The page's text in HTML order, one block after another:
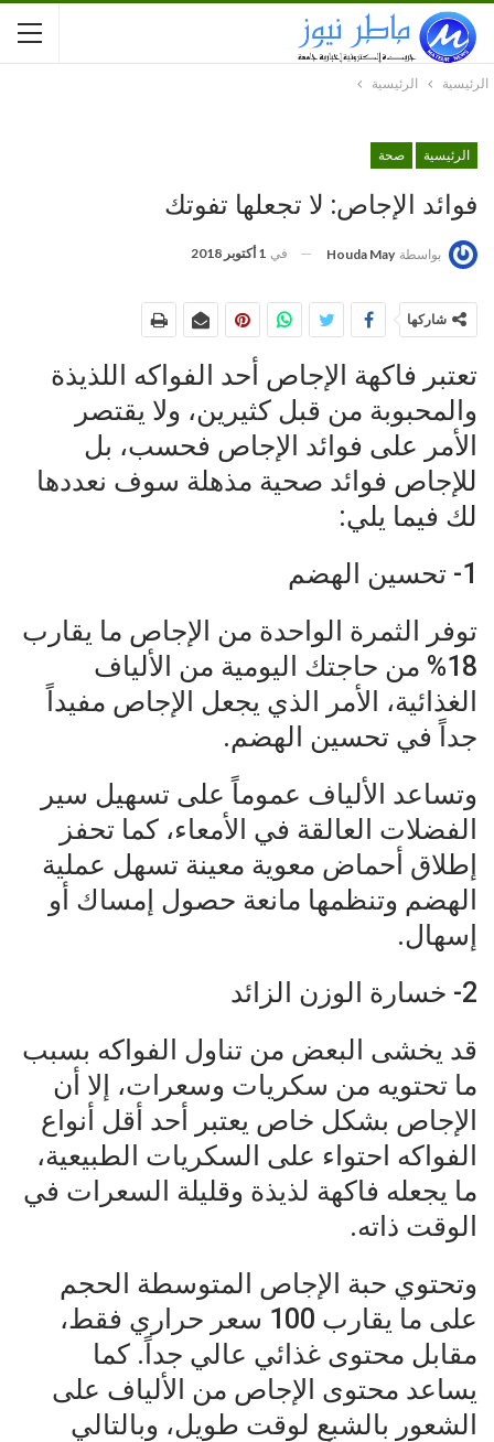
الرئيسية الرئيسية
الرئيسية صحة
فوائد الإجاص: لا تجعلها تفوتك
بواسطة Houda May في 1 أكتوبر 2018
شاركها
تعتبر فاكهة الإجاص أحد الفواكه اللذيذة
والمحبوبة من قبل كثيرين، ولا يقتصر
الأمر على فوائد الإجاص فحسب، بل
للإجاص فوائد صحية مذهلة سوف نعددها
لك فيما يلي:
1- تحسين الهضم
توفر الثمرة الواحدة من الإجاص ما يقارب
18% من حاجتك اليومية من الألياف
الغذائية، الأمر الذي يجعل الإجاص مفيداً
جداً في تحسين الهضم.
وتساعد الألياف عموماً على تسهيل سير
الفضلات العالقة في الأمعاء، كما تحفز
إطلاق أحماض معوية معينة تسهل عملية
الهضم وتنظمها مانعة حصول إمساك أو
إسهال.
2- خسارة الوزن الزائد
قد يخشى البعض من تناول الفواكه بسبب
ما تحتويه من سكريات وسعرات، إلا أن
الإجاص بشكل خاص يعتبر أحد أقل أنواع
الفواكه احتواء على السكريات الطبيعية،
ما يجعله فاكهة لذيذة وقليلة السعرات في
الوقت ذاته.
وتحتوي حبة الإجاص المتوسطة الحجم
على ما يقارب 100 سعر حراري فقط،
مقابل محتوى غذائي عالي جداً. كما
يساعد محتوى الإجاص من الألياف على
الشعور بالشبع لوقت طويل، وبالتالي